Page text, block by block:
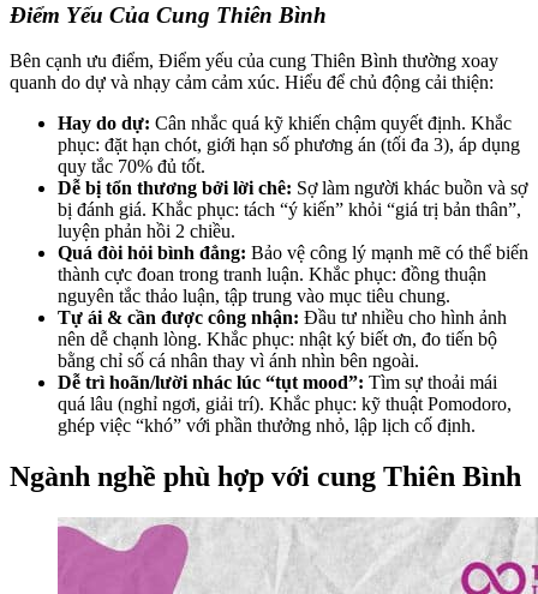
Điểm Yếu Của Cung Thiên Bình
Bên cạnh ưu điểm, Điểm yếu của cung Thiên Bình thường xoay
quanh do dự và nhạy cảm cảm xúc. Hiểu để chủ động cải thiện:
Hay do dự: Cân nhắc quá kỹ khiến chậm quyết định. Khắc
phục: đặt hạn chót, giới hạn số phương án (tối đa 3), áp dụng
quy tắc 70% đủ tốt.
Dễ bị tổn thương bởi lời chê: Sợ làm người khác buồn và sợ
bị đánh giá. Khắc phục: tách “ý kiến” khỏi “giá trị bản thân”,
luyện phản hồi 2 chiều.
Quá đòi hỏi bình đẳng: Bảo vệ công lý mạnh mẽ có thể biến
thành cực đoan trong tranh luận. Khắc phục: đồng thuận
nguyên tắc thảo luận, tập trung vào mục tiêu chung.
Tự ái & cần được công nhận: Đầu tư nhiều cho hình ảnh
nên dễ chạnh lòng. Khắc phục: nhật ký biết ơn, đo tiến bộ
bằng chỉ số cá nhân thay vì ánh nhìn bên ngoài.
Dễ trì hoãn/lười nhác lúc “tụt mood”: Tìm sự thoải mái
quá lâu (nghỉ ngơi, giải trí). Khắc phục: kỹ thuật Pomodoro,
ghép việc “khó” với phần thưởng nhỏ, lập lịch cố định.
Ngành nghề phù hợp với cung Thiên Bình